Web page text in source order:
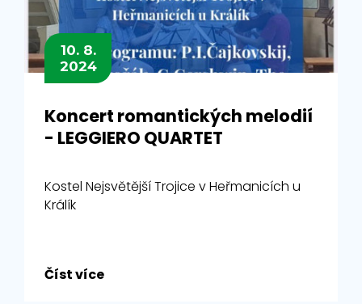
10. 8.
2024
Koncert romantických melodií
- LEGGIERO QUARTET
Kostel Nejsvětější Trojice v Heřmanicích u
Králík
Číst více